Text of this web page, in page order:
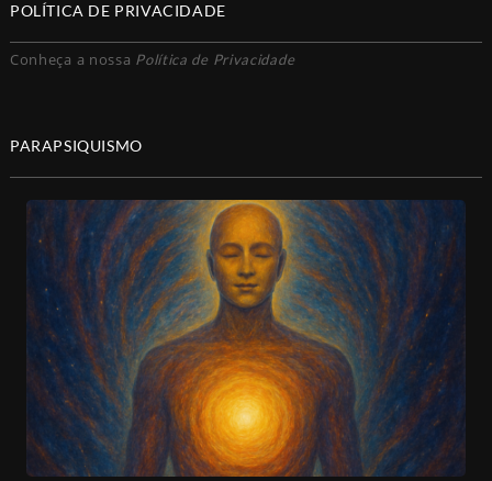
POLÍTICA DE PRIVACIDADE
Conheça a nossa Política de Privacidade
PARAPSIQUISMO